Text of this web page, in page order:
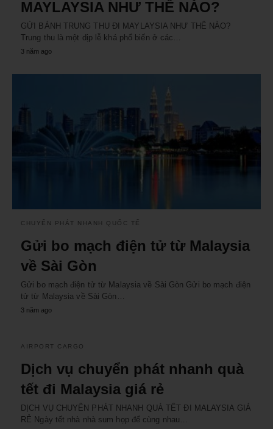
MAYLAYSIA NHƯ THỂ NÀO?
GỬI BÁNH TRUNG THU ĐI MAYLAYSIA NHƯ THỂ NÀO?
Trung thu là một dịp lễ khá phổ biến ở các…
3 năm ago
CHUYỂN PHÁT NHANH QUỐC TẾ
Gửi bo mạch điện tử từ Malaysia
về Sài Gòn
Gửi bo mạch điện tử từ Malaysia về Sài Gòn Gửi bo mạch điện
tử từ Malaysia về Sài Gòn…
3 năm ago
AIRPORT CARGO
Dịch vụ chuyển phát nhanh quà
tết đi Malaysia giá rẻ
DỊCH VỤ CHUYỂN PHÁT NHANH QUÀ TẾT ĐI MALAYSIA GIÁ
RẺ Ngày tết nhà nhà sum họp để cùng nhau…